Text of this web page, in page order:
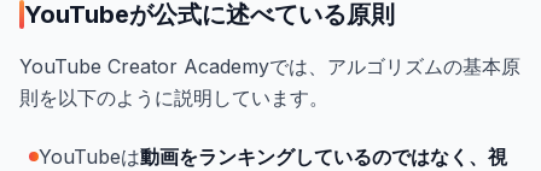
YouTubeが公式に述べている原則
YouTube Creator Academyでは、アルゴリズムの基本原
則を以下のように説明しています。
YouTubeは動画をランキングしているのではなく、視